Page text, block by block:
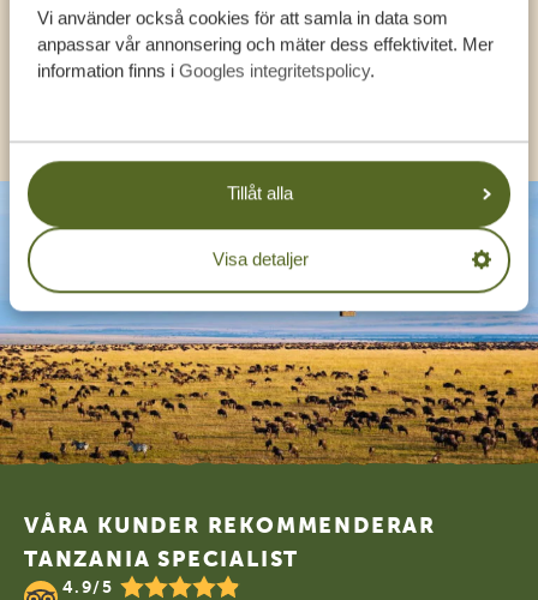
Vi använder också cookies för att samla in data som
anpassar vår annonsering och mäter dess effektivitet. Mer
information finns i Googles integritetspolicy.
Tillåt alla
Visa detaljer
SV:+31 174 788 108
Footer
VÅRA KUNDER REKOMMENDERAR
TANZANIA SPECIALIST
4.9/5